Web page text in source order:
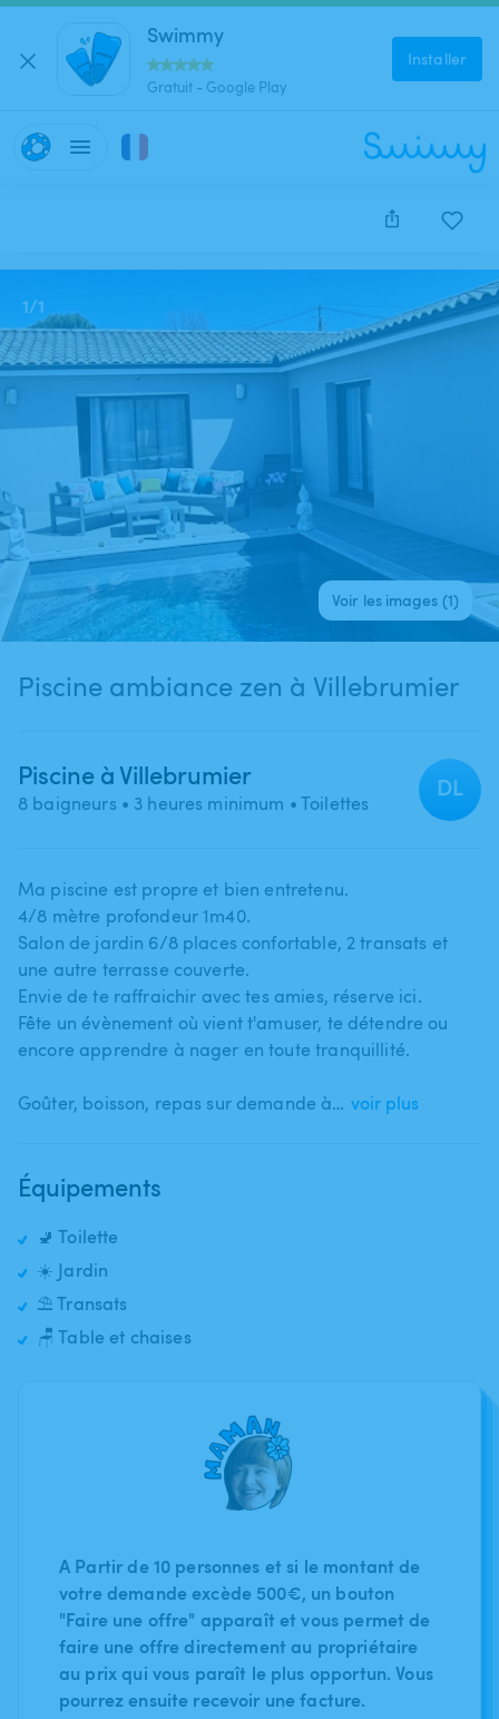
Swimmy
Gratuit - Google Play
Installer
Cette annonce est close et ne peut être réservée.
1/1
Voir les images (1)
Piscine ambiance zen à Villebrumier
Piscine à Villebrumier
8 baigneurs • 3 heures minimum • Toilettes
DL
Ma piscine est propre et bien entretenu.
4​/​8 mètre profondeur 1m40.
Salon de jardin 6​/​8 places confortable​,​ 2 transats et
une autre terrasse couverte.
Envie de te raffraichir avec tes amies​,​ réserve ici.
Fête un évènement où vient t'amuser​,​ te détendre ou
encore apprendre à nager en toute tranquillité.
Goûter​,​ boisson​,​ repas sur demande à… voir plus
Équipements
🚽 Toilette
☀️ Jardin
⛱️ Transats
🪑 Table et chaises
A Partir de 10 personnes et si le montant de
votre demande excède 500€, un bouton
"Faire une offre" apparaît et vous permet de
faire une offre directement au propriétaire
au prix qui vous paraît le plus opportun. Vous
pourrez ensuite recevoir une facture.